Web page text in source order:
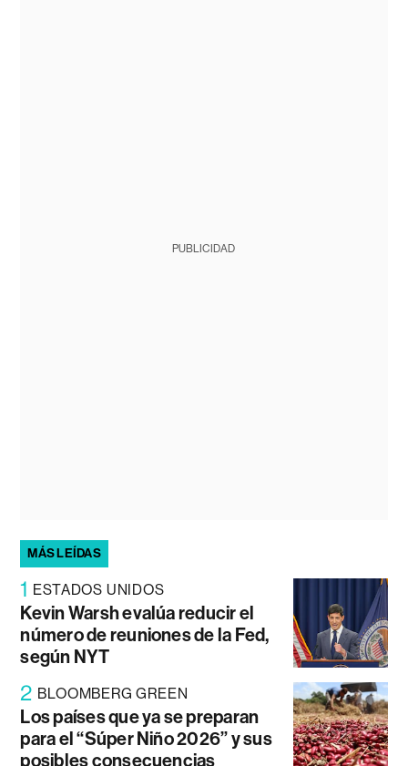
PUBLICIDAD
MÁS LEÍDAS
1 ESTADOS UNIDOS
Kevin Warsh evalúa reducir el
número de reuniones de la Fed,
según NYT
2 BLOOMBERG GREEN
Los países que ya se preparan
para el “Súper Niño 2026” y sus
posibles consecuencias